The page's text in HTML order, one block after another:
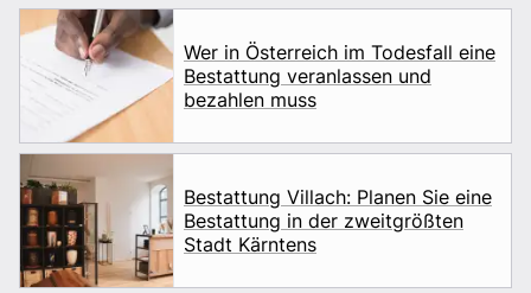
Wer in Österreich im Todesfall eine
Bestattung veranlassen und
bezahlen muss
Bestattung Villach: Planen Sie eine
Bestattung in der zweitgrößten
Stadt Kärntens